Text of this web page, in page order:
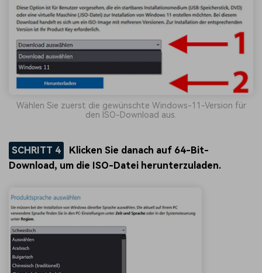
Wählen Sie zuerst die gewünschte Windows-11-Version für
den ISO-Download aus.
SCHRITT 4 Klicken Sie danach auf 64-Bit-
Download, um die ISO-Datei herunterzuladen.